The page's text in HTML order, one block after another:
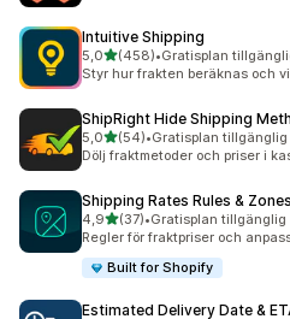
Intuitive Shipping
5,0av 5 stjärnor
(458)
458 recensioner totalt
•Gratisplan
Styr hur frakten beräknas och
ShipRight Hide Shipping
5,0av 5 stjärnor
(54)
54 recensioner totalt
•Gratisplan tillgänglig
Dölj fraktmetoder och priser i
Shipping Rates Rules & Zones
4,9av 5 stjärnor
(37)
37 recensioner totalt
•Gratisplan tillgänglig
Regler för fraktpriser och
Built for Shopify
Estimated Delivery Date &